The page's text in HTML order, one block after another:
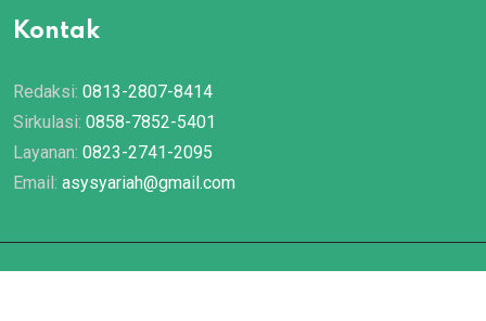
Kontak
Redaksi: 0813-2807-8414
Sirkulasi: 0858-7852-5401
Layanan: 0823-2741-2095
Email: asysyariah@gmail.com